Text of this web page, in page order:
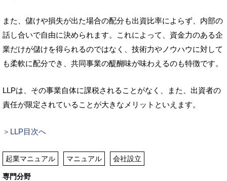
また、儲けや損失が出た場合の配分も出資比率によらず、内部の
話し合いで自由に決められます。これによって、資金力のある企
業だけが儲けを得られるのではなく、技術力やノウハウに対して
も柔軟に配分でき、共同事業の醍醐味が味わえるのも特徴です。
LLPは、その事業自体に課税されることがなく、また、出資者の
責任が限定されていることが大きなメリットといえます。
＞LLP目次へ
起業マニュアル マニュアル 会社設立
専門分野